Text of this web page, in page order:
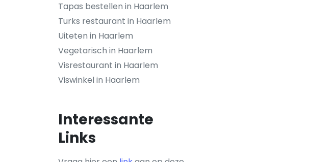
Tapas bestellen in Haarlem
Turks restaurant in Haarlem
Uiteten in Haarlem
Vegetarisch in Haarlem
Visrestaurant in Haarlem
Viswinkel in Haarlem
Interessante
Links